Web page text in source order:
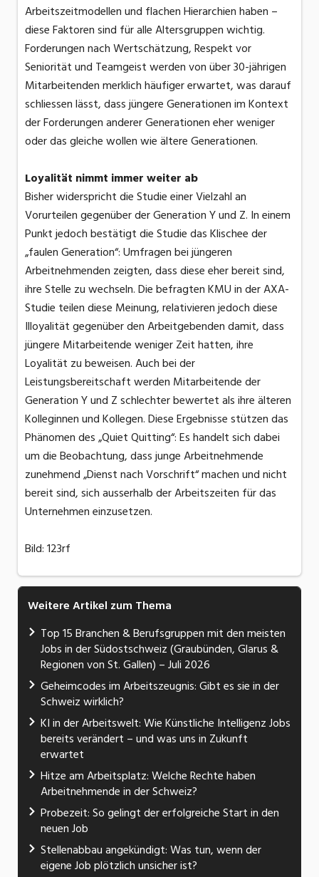
Arbeitszeitmodellen und flachen Hierarchien haben –
diese Faktoren sind für alle Altersgruppen wichtig.
Forderungen nach Wertschätzung, Respekt vor
Seniorität und Teamgeist werden von über 30-jährigen
Mitarbeitenden merklich häufiger erwartet, was darauf
schliessen lässt, dass jüngere Generationen im Kontext
der Forderungen anderer Generationen eher weniger
oder das gleiche wollen wie ältere Generationen.
Loyalität nimmt immer weiter ab
Bisher widerspricht die Studie einer Vielzahl an
Vorurteilen gegenüber der Generation Y und Z. In einem
Punkt jedoch bestätigt die Studie das Klischee der
„faulen Generation“: Umfragen bei jüngeren
Arbeitnehmenden zeigten, dass diese eher bereit sind,
ihre Stelle zu wechseln. Die befragten KMU in der AXA-
Studie teilen diese Meinung, relativieren jedoch diese
Illoyalität gegenüber den Arbeitgebenden damit, dass
jüngere Mitarbeitende weniger Zeit hatten, ihre
Loyalität zu beweisen. Auch bei der
Leistungsbereitschaft werden Mitarbeitende der
Generation Y und Z schlechter bewertet als ihre älteren
Kolleginnen und Kollegen. Diese Ergebnisse stützen das
Phänomen des „Quiet Quitting“: Es handelt sich dabei
um die Beobachtung, dass junge Arbeitnehmende
zunehmend „Dienst nach Vorschrift“ machen und nicht
bereit sind, sich ausserhalb der Arbeitszeiten für das
Unternehmen einzusetzen.
Bild: 123rf
Weitere Artikel zum Thema
Top 15 Branchen & Berufsgruppen mit den meisten
Jobs in der Südostschweiz (Graubünden, Glarus &
Regionen von St. Gallen) – Juli 2026
Geheimcodes im Arbeitszeugnis: Gibt es sie in der
Schweiz wirklich?
KI in der Arbeitswelt: Wie Künstliche Intelligenz Jobs
bereits verändert – und was uns in Zukunft
erwartet
Hitze am Arbeitsplatz: Welche Rechte haben
Arbeitnehmende in der Schweiz?
Probezeit: So gelingt der erfolgreiche Start in den
neuen Job
Stellenabbau angekündigt: Was tun, wenn der
eigene Job plötzlich unsicher ist?